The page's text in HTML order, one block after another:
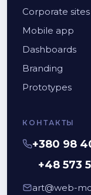
Corporate sites
Mobile app
Dashboards
Branding
Prototypes
КОНТАКТЫ
+380 98
+48 573
art@web-